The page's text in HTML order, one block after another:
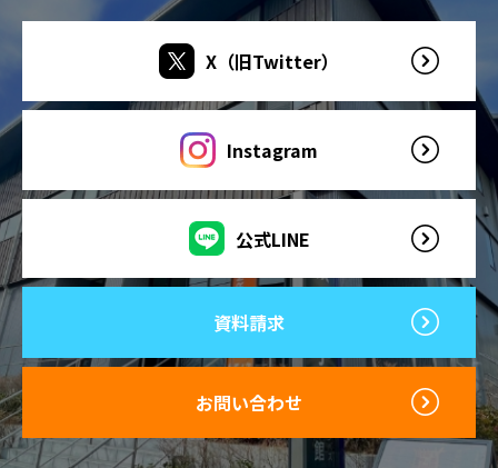
X（旧Twitter）
Instagram
公式LINE
資料請求
お問い合わせ